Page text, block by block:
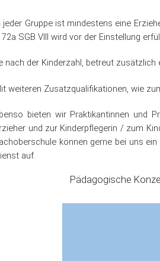
jeder Gruppe ist mindestens eine
72a SGB VIII wird vor der Einstellung
nach der Kinderzahl, betreut zusätzlich
weiteren Zusatzqualifikationen, wie
bieten wir Praktikantinnen und
und zur Kinderpflegerin / zum
können gerne bei uns
auf.
Pädagogische